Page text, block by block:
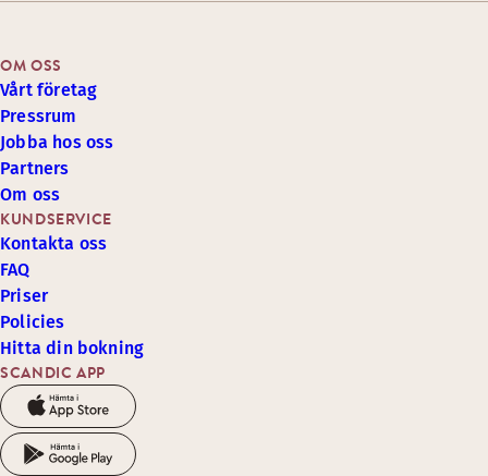
SCANDIC APP
KUNDSERVICE
Kontakta oss
FAQ
Priser
Policies
Hitta din bokning
OM OSS
Vårt företag
Pressrum
Jobba hos oss
Partners
Om oss